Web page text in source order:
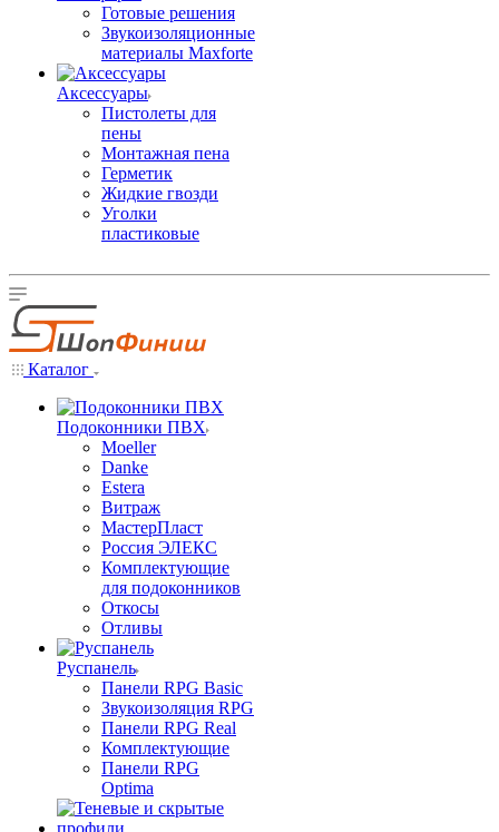
Готовые решения
Звукоизоляционные
материалы Maxforte
Аксессуары
Пистолеты для
пены
Монтажная пена
Герметик
Жидкие гвозди
Уголки
пластиковые
Каталог
Подоконники ПВХ
Moeller
Danke
Estera
Витраж
МастерПласт
Россия ЭЛЕКС
Комплектующие
для подоконников
Откосы
Отливы
Руспанель
Панели RPG Basic
Звукоизоляция RPG
Панели RPG Real
Комплектующие
Панели RPG
Optima